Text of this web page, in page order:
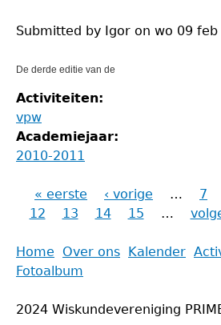
Submitted by Igor on wo 09 feb
De derde editie van de
Activiteiten:
vpw
Academiejaar:
2010-2011
Pagina's
« eerste ‹ vorige … 7
12
13 14 15 …
Back
to
Main
menu
Home Over ons Kalender
Fotoalbum
2024 Wiskundevereniging